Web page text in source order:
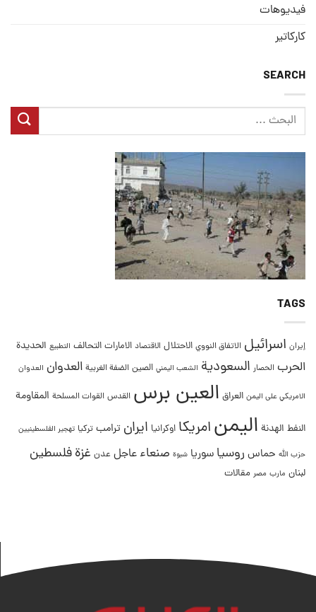
فيديوهات
كاركاتير
SEARCH
TAGS
إيران اسرائيل الاتفاق النووي الاحتلال الاقتصاد الامارات التحالف التطبيع الحديدة
الحرب الحصار السعودية الشعب اليمني الصين الضفة الغربية العدوان العدوان
الامريكي على اليمن العراق العين برس القدس القوات المسلحة المقاومة
النفط الهدنة اليمنامريكا اوكرانيا ايران ترامب تركيا تهجير الفلسطينيين
حزب الله حماس روسيا سوريا شبوة صنعاء عاجل عدن غزةفلسطين
لبنان مارب مصر مقالات